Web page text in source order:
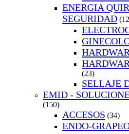
ENERGIA
SEGURIDAD
(23)
SELLAJE
EMID -
(150)
ACCESOS (34)
ENDO-